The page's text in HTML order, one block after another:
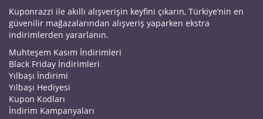
Kuponrazzi ile akıllı alışverişin keyfini çıkarın, Türkiye’nin en
güvenilir mağazalarından alışveriş yaparken ekstra
indirimlerden yararlanın.
Muhteşem Kasım İndirimleri
Black Friday İndirimleri
Yılbaşı İndirimi
Yılbaşı Hediyesi
Kupon Kodları
İndirim Kampanyaları